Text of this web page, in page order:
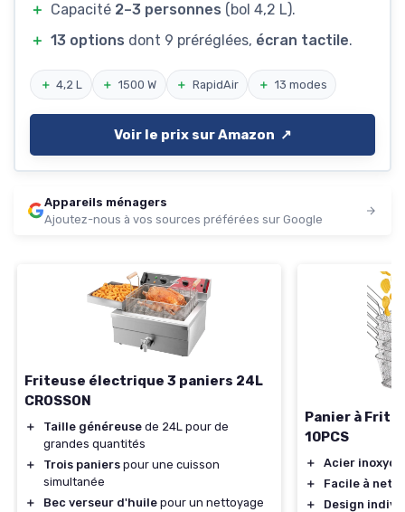
＋ Capacité 2–3 personnes (bol 4,2 L).
＋ 13 options dont 9 préréglées, écran tactile.
＋ 4,2 L ＋ 1500 W ＋ RapidAir ＋ 13 modes
Voir le prix sur Amazon ↗️
Appareils ménagers
Ajoutez-nous à vos sources préférées sur Google
Friteuse électrique 3 paniers 24L
CROSSON
＋ Taille généreuse de 24L pour de
grandes quantités
＋
Trois paniers pour une cuisson
simultanée
＋
Bec verseur d'huile pour un nettoyage
Panier à
10PCS
＋
Acier
＋
Facile à
＋
Design